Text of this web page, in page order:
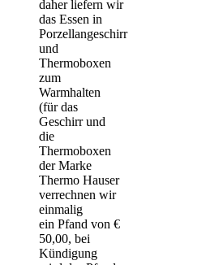
daher liefern wir
das Essen in
Porzellangeschirr
und
Thermoboxen
zum
Warmhalten
(für das
Geschirr und
die
Thermoboxen
der Marke
Thermo Hauser
verrechnen wir
einmalig
ein Pfand von €
50,00, bei
Kündigung